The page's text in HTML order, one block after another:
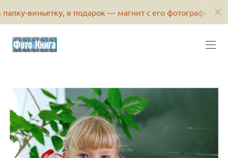
в подарок — магнит с его фотографией или